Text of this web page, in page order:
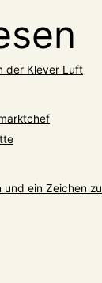
der Klever Luft
und ein Zeichen zu